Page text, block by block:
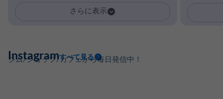
さらに表示
ジム/ショップ/カフェから毎日発信中！
Instagramすべて見る